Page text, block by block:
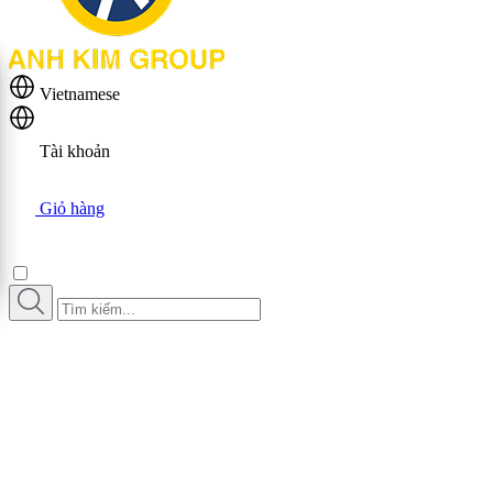
Vietnamese
Tài khoản
Giỏ hàng